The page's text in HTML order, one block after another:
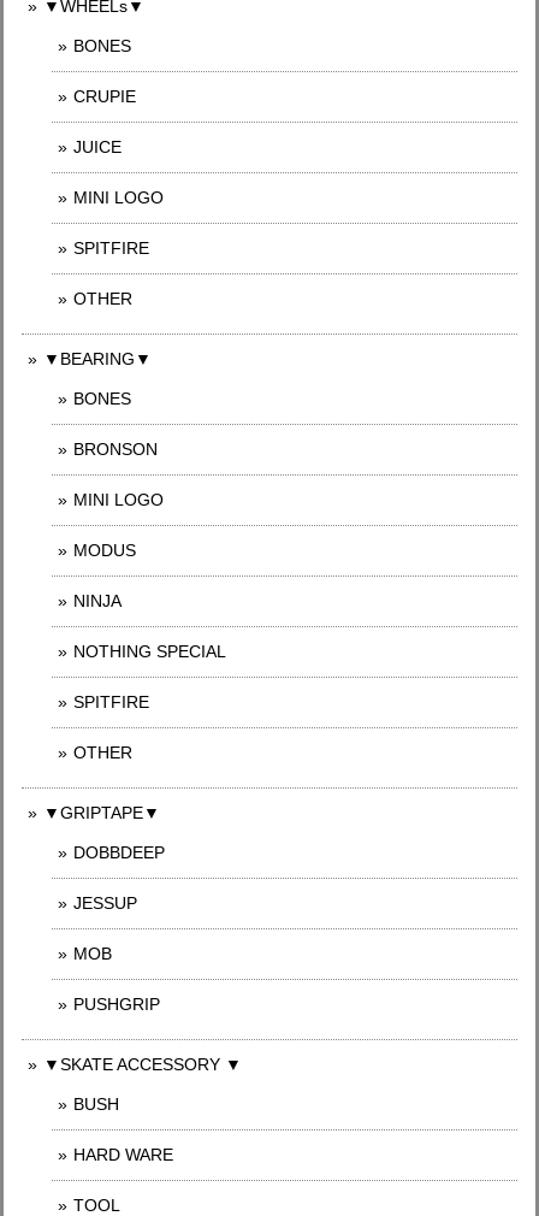
▼WHEELs▼
BONES
CRUPIE
JUICE
MINI LOGO
SPITFIRE
OTHER
▼BEARING▼
BONES
BRONSON
MINI LOGO
MODUS
NINJA
NOTHING SPECIAL
SPITFIRE
OTHER
▼GRIPTAPE▼
DOBBDEEP
JESSUP
MOB
PUSHGRIP
▼SKATE ACCESSORY ▼
BUSH
HARD WARE
TOOL